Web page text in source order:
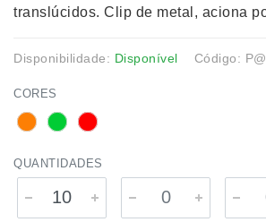
translúcidos. Clip de metal, aciona
Disponibilidade: Disponível Código:
CORES
QUANTIDADES